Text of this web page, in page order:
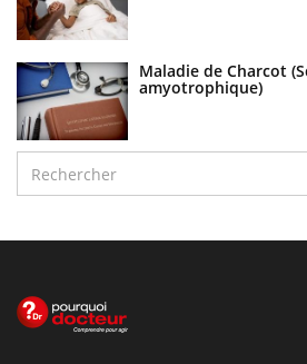
Maladie de Charcot
amyotrophique)